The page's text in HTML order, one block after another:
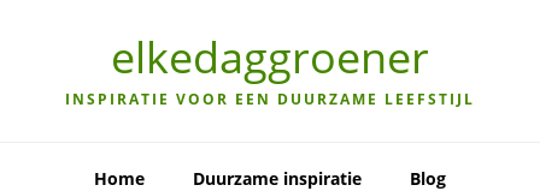
navigation
elkedaggroener
INSPIRATIE VOOR EEN DUURZAME LEEFSTIJL
Home Duurzame inspiratie Blog